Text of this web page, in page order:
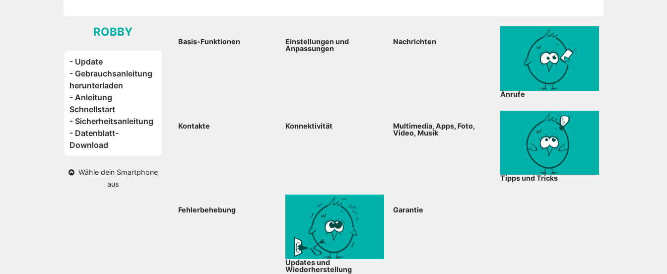
ROBBY
- Update
- Gebrauchsanleitung
herunterladen
- Anleitung
Schnellstart
- Sicherheitsanleitung
- Datenblatt-
Download
Wähle dein Smartphone
aus
Basis-Funktionen
Einstellungen und
Anpassungen
Nachrichten
Anrufe
Kontakte Konnektivität
Multimedia, Apps, Foto,
Video, Musik
Tipps und Tricks
Fehlerbehebung
Updates und
Wiederherstellung
Garantie